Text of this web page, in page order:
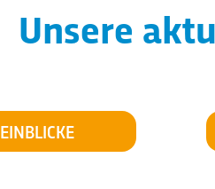
Unsere
EINBLICKE